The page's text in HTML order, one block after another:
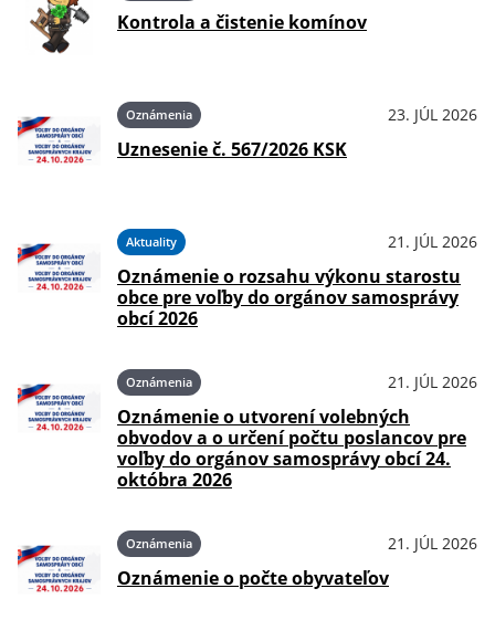
Kontrola a čistenie komínov
Oznámenia 23. JÚL 2026
Uznesenie č. 567/2026 KSK
Aktuality 21. JÚL 2026
Oznámenie o rozsahu výkonu starostu
obce pre voľby do orgánov samosprávy
obcí 2026
Oznámenia 21. JÚL 2026
Oznámenie o utvorení volebných
obvodov a o určení počtu poslancov pre
voľby do orgánov samosprávy obcí 24.
októbra 2026
Oznámenia 21. JÚL 2026
Oznámenie o počte obyvateľov